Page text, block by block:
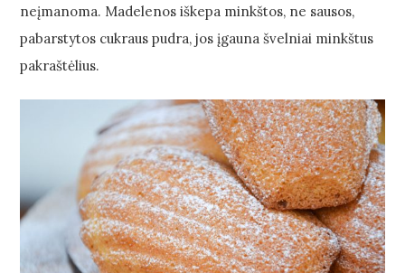
neįmanoma. Madelenos iškepa minkštos, ne sausos,
pabarstytos cukraus pudra, jos įgauna švelniai minkštus
pakraštėlius.